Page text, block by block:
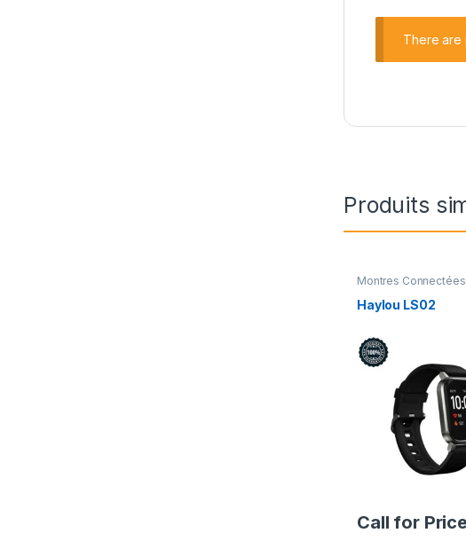
There are
Produits
Montres Connectées
Haylou LS02
Call for Price